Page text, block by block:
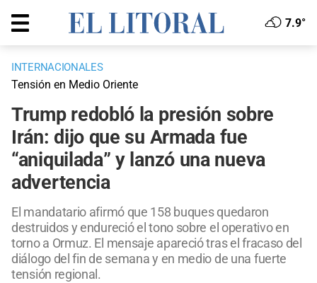
7.9°
INTERNACIONALES
Tensión en Medio Oriente
Trump redobló la presión sobre
Irán: dijo que su Armada fue
“aniquilada” y lanzó una nueva
advertencia
El mandatario afirmó que 158 buques quedaron
destruidos y endureció el tono sobre el operativo en
torno a Ormuz. El mensaje apareció tras el fracaso del
diálogo del fin de semana y en medio de una fuerte
tensión regional.